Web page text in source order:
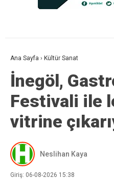
Ana Sayfa › Kültür Sanat
İnegöl,
Festivali ile
vitrine
Neslihan Kaya
Giriş: 06-08-2026 15:38